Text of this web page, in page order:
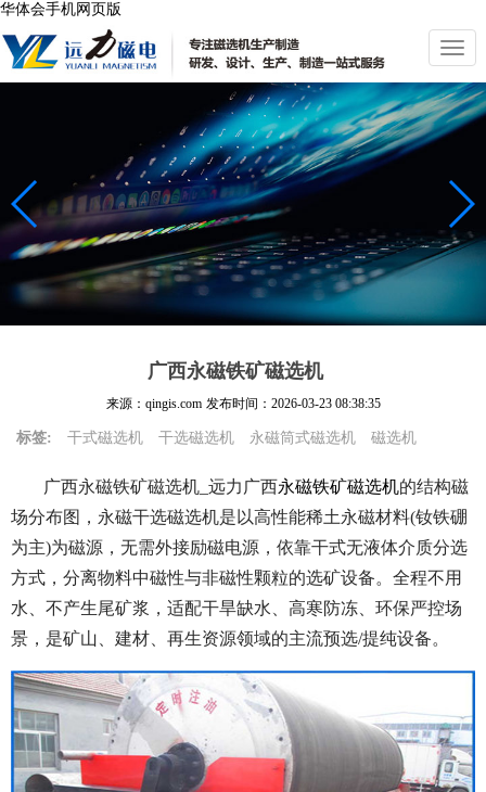
华体会手机网页版
切
换
导
航
广西永磁铁矿磁选机
来源：qingis.com 发布时间： 2026-03-23 08:38:35
标签: 干式磁选机 干选磁选机 永磁筒式磁选机 磁选机
广西永磁铁矿磁选机_远力广西永磁铁矿磁选机的结构磁
场分布图，永磁干选磁选机是以高性能稀土永磁材料(钕铁硼
为主)为磁源，无需外接励磁电源，依靠干式无液体介质分选
方式，分离物料中磁性与非磁性颗粒的选矿设备。全程不用
水、不产生尾矿浆，适配干旱缺水、高寒防冻、环保严控场
景，是矿山、建材、再生资源领域的主流预选/提纯设备。